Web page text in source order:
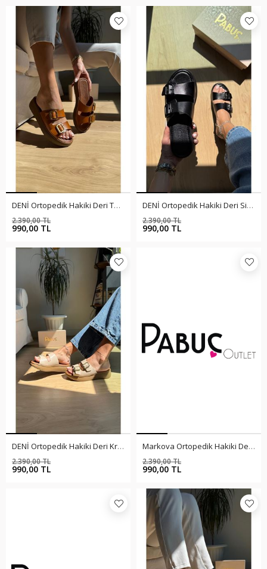
DENİ Ortopedik Hakiki Deri Taba Terlik
990,00 TL
2.390,00 TL
DENİ Ortopedik Hakiki Deri Siyah Terlik
990,00 TL
2.390,00 TL
DENİ Ortopedik Hakiki Deri Krem Terlik
990,00 TL
2.390,00 TL
Markova Ortopedik Hakiki Deri Siyah Terlik
990,00 TL
2.390,00 TL